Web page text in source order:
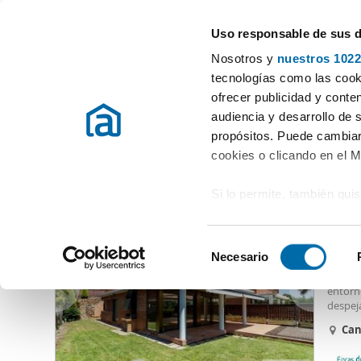
Uso responsable de sus
Nosotros y nuestros
tecnologías como las
ofrecer publicidad y
audiencia y desarrollo de
propósitos. Puede
cookies o clicando en el
Si lo permite, también
Identificar su
Obtenga más
preferencias en la
en la Declaración de
e
e
c
c
Necesario
Elegir distrito
Alquiler pisos Barcelona provincia Alquiler pisos
Alquiler casas Can Sole Castelldefels (3 viviendas)
Can